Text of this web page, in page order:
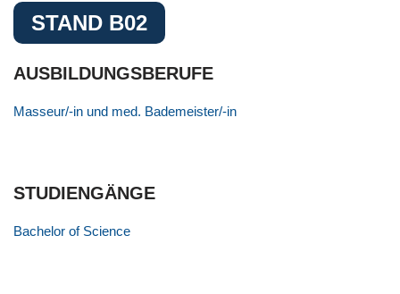
STAND B02
AUSBILDUNGSBERUFE
Masseur/-in und med. Bademeister/-in
STUDIENGÄNGE
Bachelor of Science